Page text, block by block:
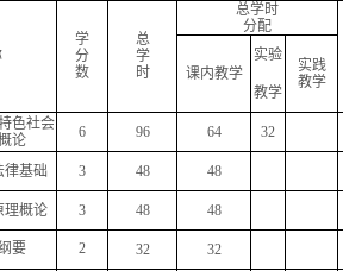
学
分
数
总
学
时
总学时
分配
课内教学
实验
教学
实践
教学
色社会
论
6 96 64 32
律基础 3 48 48
理概论 3 48 48
要 2 32 32